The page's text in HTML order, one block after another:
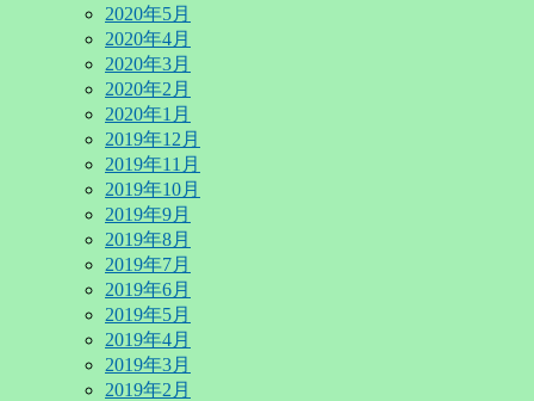
2020年5月
2020年4月
2020年3月
2020年2月
2020年1月
2019年12月
2019年11月
2019年10月
2019年9月
2019年8月
2019年7月
2019年6月
2019年5月
2019年4月
2019年3月
2019年2月